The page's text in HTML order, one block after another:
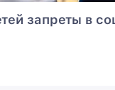
запреты в